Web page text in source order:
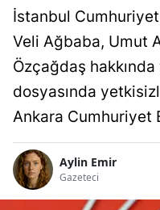
İstanbul Cumhuriyet
Veli Ağbaba, Umut
Özçağdaş
dosyasında
Ankara Cumhuriyet
Aylin Emir
Gazeteci